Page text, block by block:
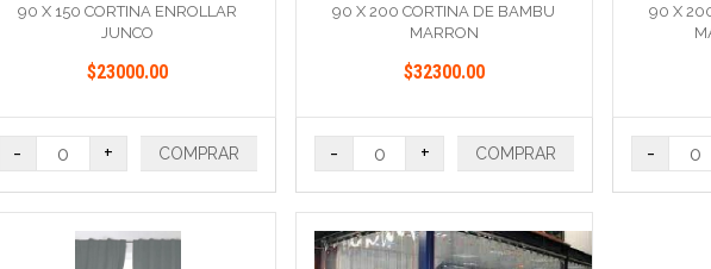
90 X 150 CORTINA ENROLLAR
JUNCO
$23000.00
- + COMPRAR
90 X 200 CORTINA DE BAMBU
MARRON
$32300.00
- + COMPRAR
90 X
-